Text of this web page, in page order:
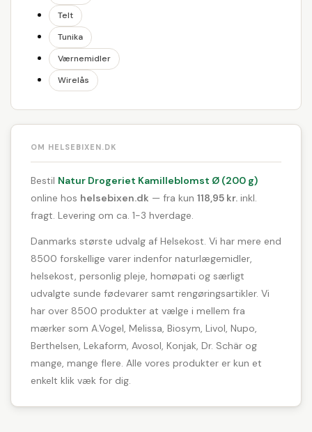
Telt
Tunika
Værnemidler
Wirelås
OM HELSEBIXEN.DK
Bestil Natur Drogeriet Kamilleblomst Ø (200 g)
online hos helsebixen.dk — fra kun 118,95 kr. inkl.
fragt. Levering om ca. 1-3 hverdage.
Danmarks største udvalg af Helsekost. Vi har mere end
8500 forskellige varer indenfor naturlægemidler,
helsekost, personlig pleje, homøpati og særligt
udvalgte sunde fødevarer samt rengøringsartikler. Vi
har over 8500 produkter at vælge i mellem fra
mærker som A.Vogel, Melissa, Biosym, Livol, Nupo,
Berthelsen, Lekaform, Avosol, Konjak, Dr. Schär og
mange, mange flere. Alle vores produkter er kun et
enkelt klik væk for dig.